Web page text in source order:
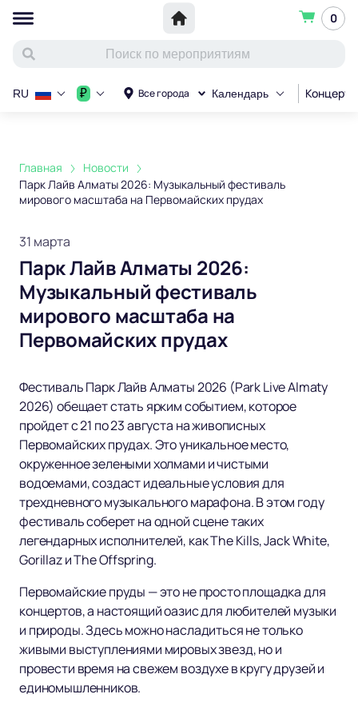
0
Все города Календарь Концерт
RU ₽
Главная
Новости
Парк Лайв Алматы 2026: Музыкальный фестиваль
мирового масштаба на Первомайских прудах
31 марта
Парк Лайв Алматы 2026:
Музыкальный фестиваль
мирового масштаба на
Первомайских прудах
Фестиваль Парк Лайв Алматы 2026 (Park Live Almaty
2026) обещает стать ярким событием, которое
пройдет с 21 по 23 августа на живописных
Первомайских прудах. Это уникальное место,
окруженное зелеными холмами и чистыми
водоемами, создаст идеальные условия для
трехдневного музыкального марафона. В этом году
фестиваль соберет на одной сцене таких
легендарных исполнителей, как The Kills, Jack White,
Gorillaz и The Offspring.
Первомайские пруды — это не просто площадка для
концертов, а настоящий оазис для любителей музыки
и природы. Здесь можно насладиться не только
живыми выступлениями мировых звезд, но и
провести время на свежем воздухе в кругу друзей и
единомышленников.